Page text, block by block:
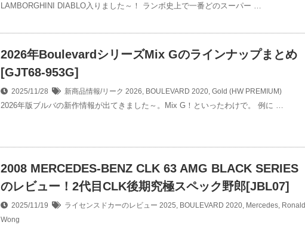
LAMBORGHINI DIABLO入りました～！ ランボ史上で一番どのスーパー …
2026年BoulevardシリーズMix Gのラインナップまとめ
[GJT68-953G]
2025/11/28 新商品情報/リーク 2026, BOULEVARD 2020, Gold (HW PREMIUM)
2026年版ブルバの新作情報が出てきました～。Mix G！といったわけで。 例に …
2008 MERCEDES-BENZ CLK 63 AMG BLACK SERIES
のレビュー！2代目CLK後期究極スペック野郎[JBL07]
2025/11/19 ライセンスドカーのレビュー 2025, BOULEVARD 2020, Mercedes, Ronald
Wong